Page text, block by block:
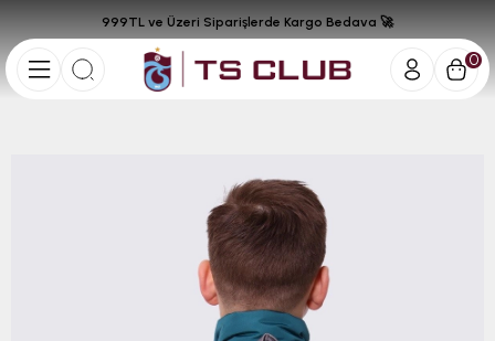
0
999TL ve Üzeri Siparişlerde Kargo Bedava 🚀